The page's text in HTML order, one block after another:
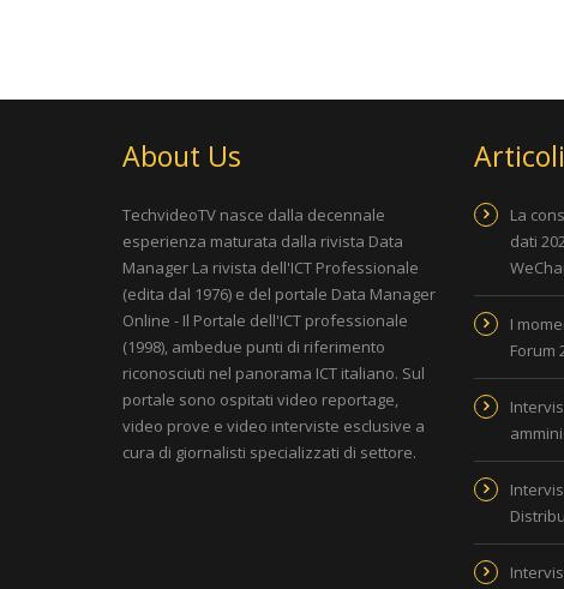
About Us
TechvideoTV nasce dalla decennale
esperienza maturata dalla rivista Data
Manager La rivista dell'ICT Professionale
(edita dal 1976) e del portale Data Manager
Online - Il Portale dell'ICT professionale
(1998), ambedue punti di riferimento
riconosciuti nel panorama ICT italiano. Sul
portale sono ospitati video reportage,
video prove e video interviste esclusive a
cura di giornalisti specializzati di settore.
La
dati
I
Forum